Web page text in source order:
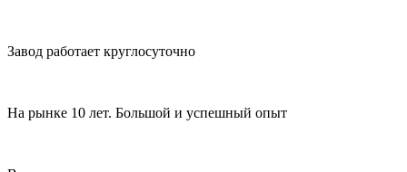
Завод работает круглосуточно
На рынке 10 лет. Большой и успешный опыт